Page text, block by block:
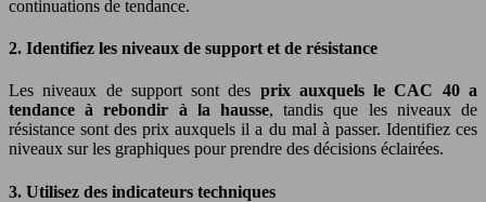
continuations de tendance.
2. Identifiez les niveaux de support et de résistance
Les niveaux de support sont des prix auxquels le CAC 40 a
tendance à rebondir à la hausse, tandis que les niveaux de
résistance sont des prix auxquels il a du mal à passer. Identifiez ces
niveaux sur les graphiques pour prendre des décisions éclairées.
3. Utilisez des indicateurs techniques